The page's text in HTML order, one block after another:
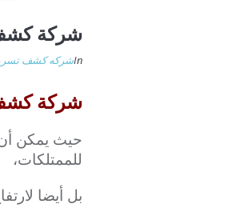
شركة كشف
Inشركه كشف
شركة كشف
حيث يمكن
للممتلكات،
بل أيضا